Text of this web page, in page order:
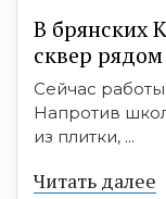
В брянских
сквер
Сейчас
Напротив
из плитки, ...
Читать далее